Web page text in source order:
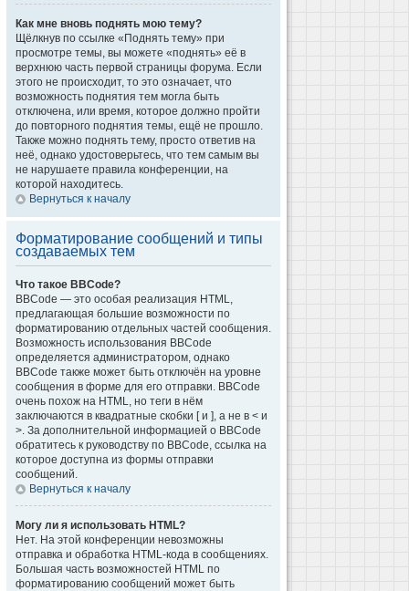
Как мне вновь поднять мою тему?
Щёлкнув по ссылке «Поднять тему» при
просмотре темы, вы можете «поднять» её в
верхнюю часть первой страницы форума. Если
этого не происходит, то это означает, что
возможность поднятия тем могла быть
отключена, или время, которое должно пройти
до повторного поднятия темы, ещё не прошло.
Также можно поднять тему, просто ответив на
неё, однако удостоверьтесь, что тем самым вы
не нарушаете правила конференции, на
которой находитесь.
Вернуться к началу
Форматирование сообщений и типы
создаваемых тем
Что такое BBCode?
BBCode — это особая реализация HTML,
предлагающая большие возможности по
форматированию отдельных частей сообщения.
Возможность использования BBCode
определяется администратором, однако
BBCode также может быть отключён на уровне
сообщения в форме для его отправки. BBCode
очень похож на HTML, но теги в нём
заключаются в квадратные скобки [ и ], а не в < и
>. За дополнительной информацией о BBCode
обратитесь к руководству по BBCode, ссылка на
которое доступна из формы отправки
сообщений.
Вернуться к началу
Могу ли я использовать HTML?
Нет. На этой конференции невозможны
отправка и обработка HTML-кода в сообщениях.
Большая часть возможностей HTML по
форматированию сообщений может быть